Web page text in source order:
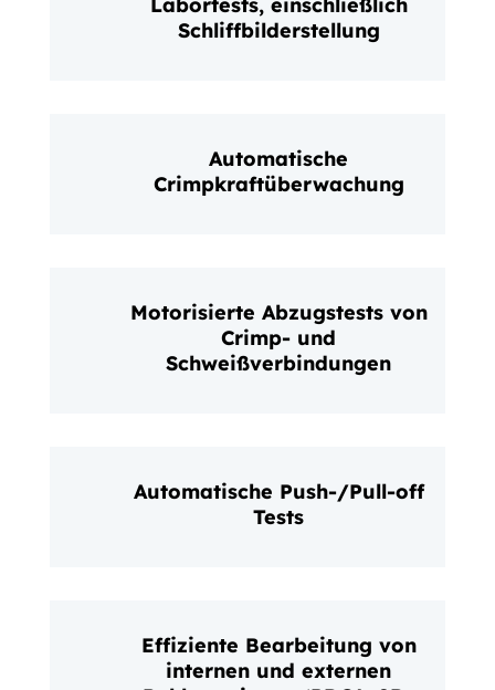
Schliffbilderstellung
Automatische
Crimpkraftüberwachung
Motorisierte Abzugstests von
Crimp- und
Schweißverbindungen
Automatische Push-/Pull-off
Tests
Effiziente Bearbeitung von
internen und externen